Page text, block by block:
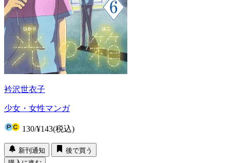
衿沢世衣子
少女・女性マンガ
130/¥143(税込)
新刊通知
後で買う